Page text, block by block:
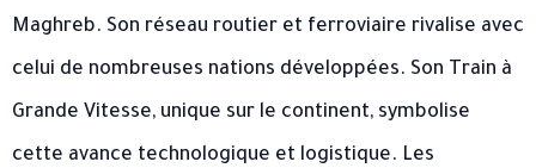
Maghreb. Son réseau routier et ferroviaire rivalise avec
celui de nombreuses nations développées. Son Train à
Grande Vitesse, unique sur le continent, symbolise
cette avance technologique et logistique. Les